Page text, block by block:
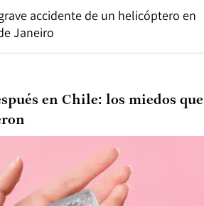
accidente de un helicóptero en
Janeiro
en Chile: los miedos que